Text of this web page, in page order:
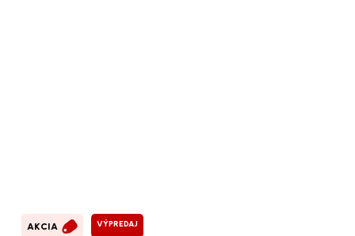
AKCIA VÝPREDAJ